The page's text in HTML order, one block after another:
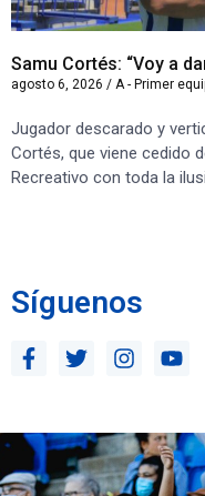
Samu Cortés: “Voy a
agosto 6, 2026 / A - Primer
Jugador descarado y
Cortés, que viene cedido
Recreativo con toda la
Síguenos